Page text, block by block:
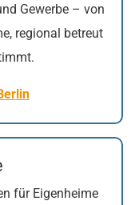
Gewerbe – von
regional betreut
für Eigenheime